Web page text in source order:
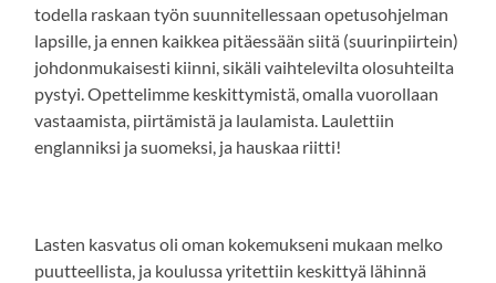
todella raskaan työn suunnitellessaan opetusohjelman
lapsille, ja ennen kaikkea pitäessään siitä (suurinpiirtein)
johdonmukaisesti kiinni, sikäli vaihtelevilta olosuhteilta
pystyi. Opettelimme keskittymistä, omalla vuorollaan
vastaamista, piirtämistä ja laulamista. Laulettiin
englanniksi ja suomeksi, ja hauskaa riitti!
Lasten kasvatus oli oman kokemukseni mukaan melko
puutteellista, ja koulussa yritettiin keskittyä lähinnä